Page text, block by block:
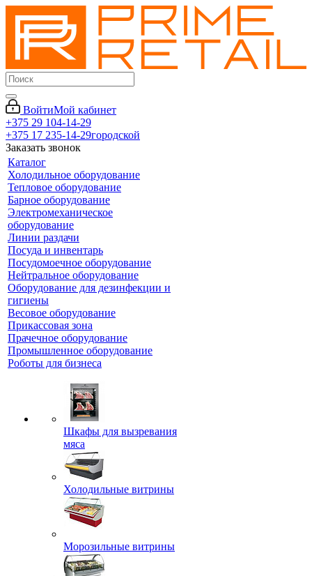
ВойтиМой кабинет
+375 29 104-14-29
+375 17 235-14-29городской
Заказать звонок
Каталог
Холодильное оборудование
Тепловое оборудование
Барное оборудование
Электромеханическое
оборудование
Линии раздачи
Посуда и инвентарь
Посудомоечное оборудование
Нейтральное оборудование
Оборудование для дезинфекции и
гигиены
Весовое оборудование
Прикассовая зона
Прачечное оборудование
Промышленное оборудование
Роботы для бизнеса
Шкафы для вызревания
мяса
Холодильные витрины
Морозильные витрины